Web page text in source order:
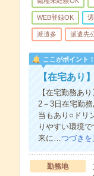
WEB登録OK
派遣多 派遣先
ここがポイント
【在宅あり
【在宅勤務あ
2－3日在宅勤
当もあり○ドリ
りやすい環境
来に…つづきを
勤務地